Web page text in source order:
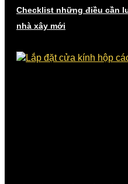
Checklist những điều cần
nhà xây mới